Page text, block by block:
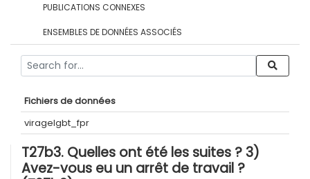
PUBLICATIONS CONNEXES
ENSEMBLES DE DONNÉES ASSOCIÉS
Fichiers de données
viragelgbt_fpr
T27b3. Quelles ont été les suites ? 3)
Avez-vous eu un arrêt de travail ?